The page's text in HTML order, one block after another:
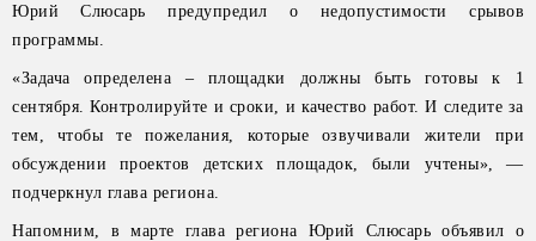
Юрий Слюсарь предупредил о недопустимости срывов
программы.
«Задача определена – площадки должны быть готовы к 1
сентября. Контролируйте и сроки, и качество работ. И следите за
тем, чтобы те пожелания, которые озвучивали жители при
обсуждении проектов детских площадок, были учтены», —
подчеркнул глава региона.
Напомним, в марте глава региона Юрий Слюсарь объявил о